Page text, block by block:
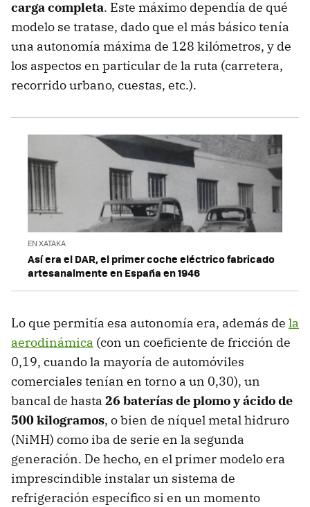
carga completa. Este máximo dependía de qué
modelo se tratase, dado que el más básico tenía
una autonomía máxima de 128 kilómetros, y de
los aspectos en particular de la ruta (carretera,
recorrido urbano, cuestas, etc.).
EN XATAKA
Así era el DAR, el primer coche eléctrico fabricado
artesanalmente en España en 1946
Lo que permitía esa autonomía era, además de la
aerodinámica (con un coeficiente de fricción de
0,19, cuando la mayoría de automóviles
comerciales tenían en torno a un 0,30), un
bancal de hasta 26 baterías de plomo y ácido de
500 kilogramos, o bien de níquel metal hidruro
(NiMH) como iba de serie en la segunda
generación. De hecho, en el primer modelo era
imprescindible instalar un sistema de
refrigeración específico si en un momento